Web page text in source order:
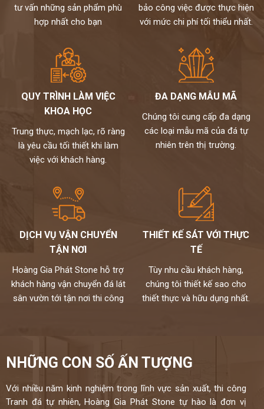
tư vấn những sản phẩm phù
hợp nhất cho bạn
bảo công việc được thực hiện
với mức chi phí tối thiểu nhất.
QUY TRÌNH LÀM VIỆC
KHOA HỌC
Trung thực, mạch lạc, rõ ràng
là yêu cầu tối thiết khi làm
việc với khách hàng.
ĐA DẠNG MẪU MÃ
Chúng tôi cung cấp đa dạng
các loại mẫu mã của đá tự
nhiên trên thị trường.
DỊCH VỤ VẬN CHUYỂN
TẬN NƠI
Hoàng Gia Phát Stone hỗ trợ
khách hàng vận chuyển đá lát
sân vườn tới tận nơi thi công
THIẾT KẾ SÁT VỚI THỰC
TẾ
Tùy nhu cầu khách hàng,
chúng tôi thiết kế sao cho
thiết thực và hữu dụng nhất.
NHỮNG CON SỐ ẤN TƯỢNG
Với nhiều năm kinh nghiệm trong lĩnh vực sản xuất, thi công
Tranh đá tự nhiên, Hoàng Gia Phát Stone tự hào là đơn vị